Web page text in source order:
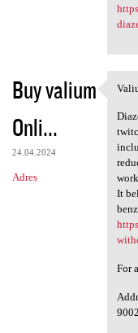
Buy valium
Onli...
24.04.2024
Adres
It
For